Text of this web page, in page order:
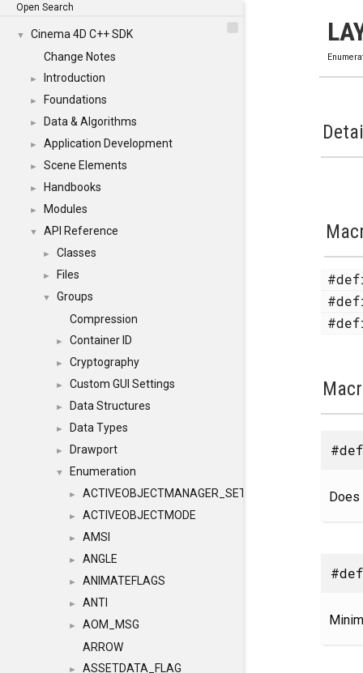
Open Search
▼
Cinema 4D C++ SDK
Change Notes
► Introduction
► Foundations
► Data & Algorithms
► Application Development
► Scene Elements
► Handbooks
► Modules
▼ API Reference
► Classes
► Files
▼
Groups
Compression
► Container ID
► Cryptography
► Custom GUI Settings
► Data Structures
► Data Types
► Drawport
▼ Enumeration
► ACTIVEOBJECTMANAGER_SETOBJECTS
► ACTIVEOBJECTMODE
► AMSI
► ANGLE
► ANIMATEFLAGS
► ANTI
►
AOM_MSG
ARROW
► ASSETDATA_FLAG
Does